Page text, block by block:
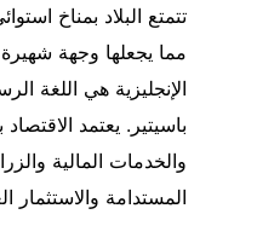
تتمتع البلاد بمناخ
مما يجعلها وجهة شهيرة
الإنجليزية هي اللغة
باسيتير. يعتمد
والخدمات المالية
المستدامة والاستثمار